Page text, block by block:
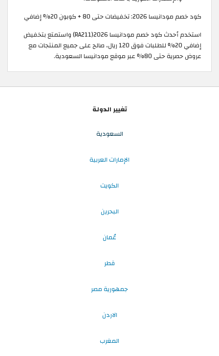
كود خصم مودانيسا 2026: تخفيضات حتى 80 + كوبون 20% إضافي
استخدم أحدث كود خصم مودانيسا 2026(RA211) واستمتع بتخفيض
إضافي 20% للطلبات فوق 120 ريال، صالح على جميع المنتجات مع
عروض حصرية حتى 80% عبر موقع مودانيسا السعودية.
تغيير الدولة
السعودية
الإمارات العربية
الكويت
البحرين
عُمان
قطر
جمهورية مصر
الاردن
المغرب